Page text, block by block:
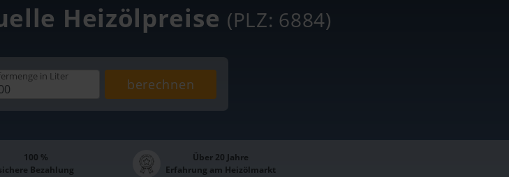
Heizölpreise (PLZ: 6884)
in Liter berechnen
100 %
Bezahlung
Über 20 Jahre
Erfahrung am Heizölmarkt